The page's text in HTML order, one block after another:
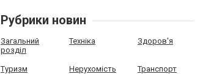
Рубрики новин
Загальний
розділ
Техніка Здоров'я
Туризм Нерухомість Транспорт